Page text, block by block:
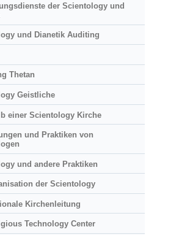
der Scientology und
und Dianetik Auditing
Thetan
Geistliche
einer Scientology Kirche
und Praktiken von
und andere Praktiken
der Scientology
Kirchenleitung
Technology Center